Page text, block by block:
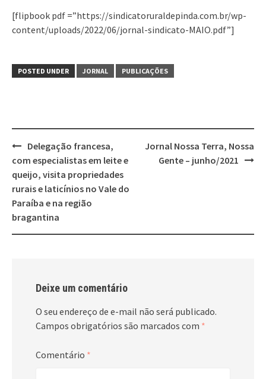
[flipbook pdf =”https://sindicatoruraldepinda.com.br/wp-
content/uploads/2022/06/jornal-sindicato-MAIO.pdf”]
POSTED UNDER JORNAL PUBLICAÇÕES
Post
navigation
Delegação francesa,
com especialistas em leite e
queijo, visita propriedades
rurais e laticínios no Vale do
Paraíba e na região
bragantina
Jornal Nossa Terra, Nossa
Gente – junho/2021
Deixe um comentário
O seu endereço de e-mail não será publicado.
Campos obrigatórios são marcados com *
Comentário *